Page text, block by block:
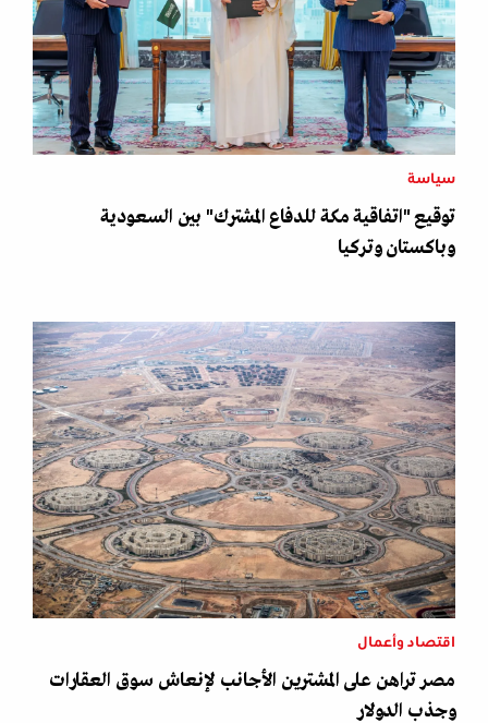
سياسة
توقيع "اتفاقية مكة للدفاع المشترك" بين السعودية
وباكستان وتركيا
اقتصاد وأعمال
مصر تراهن على المشترين الأجانب لإنعاش سوق العقارات
وجذب الدولار